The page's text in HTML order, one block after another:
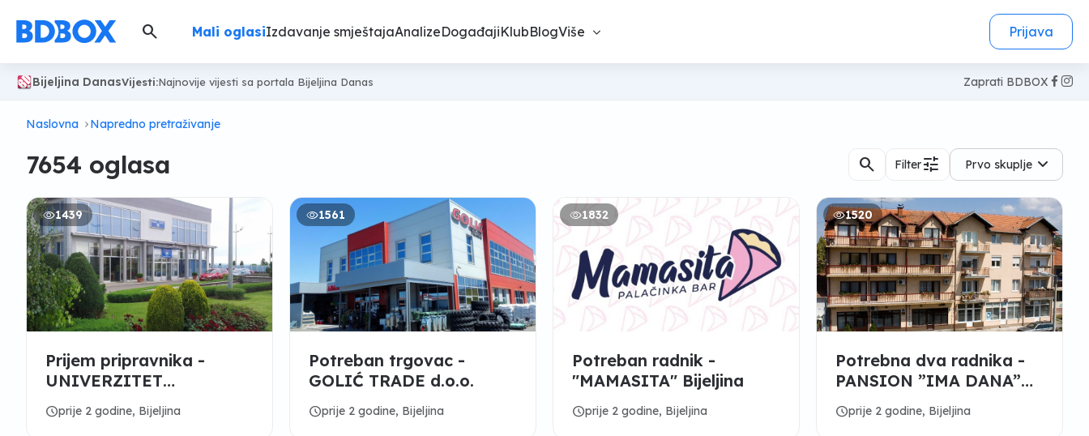
search Mali oglasiIzdavanje smještajaAnalizeDogađajiKlubBlogViše Prijava
Bijeljina DanasVijesti:Najnovije vijesti sa portala Bijeljina Danas Zaprati BDBOX
Naslovna Napredno pretraživanje
7654 oglasa search Filtertune Prvo skuplje
1439
Prijem pripravnika -
UNIVERZITET
"BIJELJINA"
scheduleprije 2 godine, Bijeljina
1561
Potreban trgovac -
GOLIĆ TRADE d.o.o.
scheduleprije 2 godine, Bijeljina
1832
Potreban radnik -
"MAMASITA" Bijeljina
scheduleprije 2 godine, Bijeljina
1520
Potrebna dva radnika -
PANSION ”IMA DANA”
BIJELjINA
scheduleprije 2 godine, Bijeljina